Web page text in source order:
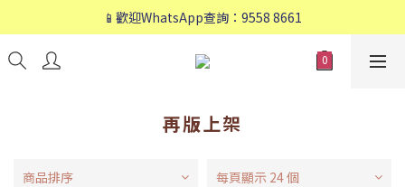
📱歡迎WhatsApp查詢：9558 8661
📱歡迎WhatsApp查詢：9558 8661
❤️會員專享：🛍購物滿💰HK$800，🚚免運費❤️
再版上架
商品排序 每頁顯示 24 個